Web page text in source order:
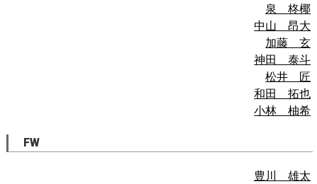
泉 柊椰
中山 昂大
加藤 玄
神田 泰斗
松井 匠
和田 拓也
小林 柚希
FW
豊川 雄太